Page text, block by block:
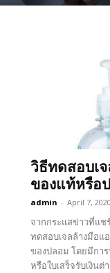
วิธีทดสอบเ
ของแท้หรือ
admin - April 7, 2020
จากกระแสข่าวที่แช
ทดสอบเจลล้างมือ
ของปลอม โดยมีกา
หรือใบเสร็จรับเงิน